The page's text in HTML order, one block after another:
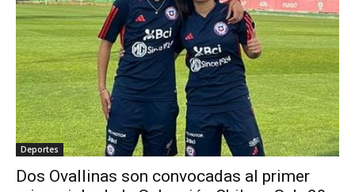
Deportes
Dos Ovallinas son convocadas al primer